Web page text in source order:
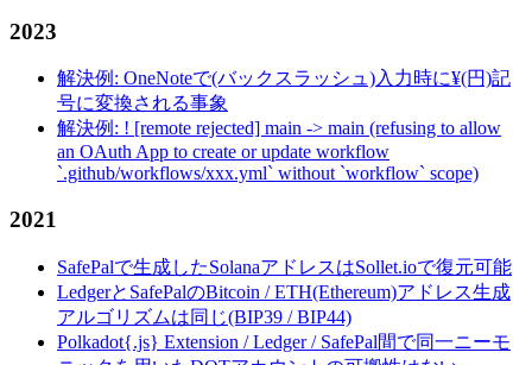
2023
解決例: OneNoteで(バックスラッシュ)入力時に¥(円)記
号に変換される事象
解決例: ! [remote rejected] main -> main (refusing to allow
an OAuth App to create or update workflow
`.github/workflows/xxx.yml` without `workflow` scope)
2021
SafePalで生成したSolanaアドレスはSollet.ioで復元可能
LedgerとSafePalのBitcoin / ETH(Ethereum)アドレス生成
アルゴリズムは同じ(BIP39 / BIP44)
Polkadot{.js} Extension / Ledger / SafePal間で同一ニーモ